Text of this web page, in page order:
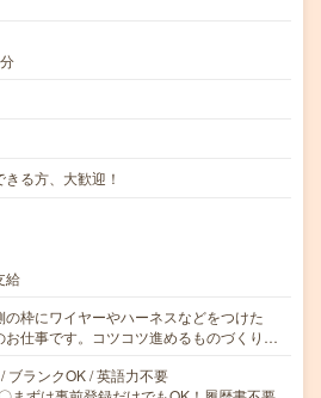
る方、大歓迎！
給
の枠にワイヤーやハーネスなどをつけた
お仕事です。コツコツ進めるものづくり…
ブランクOK / 英語力不要